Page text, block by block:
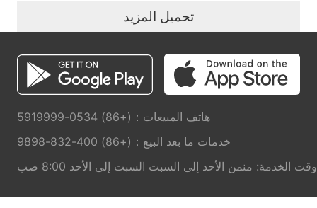
تحميل المزيد
هاتف المبيعات：(+86) 0534-5919999
خدمات ما بعد البيع：(+86) 400-832-9898